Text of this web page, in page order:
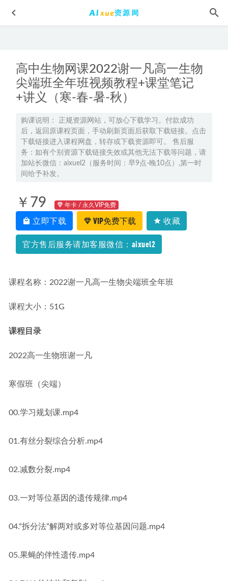
高中生物网课2022谢一凡高一生物
尖端班全年班视频教程+课堂笔记
+讲义（寒-春-暑-秋）
购课说明： 正规资源网站，可放心下载学习。付款成功
后，返回原课程页面，手动刷新页面后获取下载链接。点击
下载链接进入课程网盘，转存或下载资源即可。 售后服
务：如有个别资源下载链接失效或其他无法下载等问题，请
加站长微信：aixuel2（服务时间：早9点-晚10点）,第一时
间给予补发。
￥79 年卡 / 永久VIP免费
立即下载 VIP免费下载 收藏
官方售后服务请加客服微信：aixuel2
课程名称：2022谢一凡高一生物尖端班全年班
课程大小：51G
课程目录
2022高一生物班谢一凡
寒假班（尖端）
00.学习规划课.mp4
01.有丝分裂综合分析.mp4
02.减数分裂.mp4
03.一对等位基因的遗传规律.mp4
04.“拆分法”解两对或多对等位基因问题.mp4
05.果蝇的伴性遗传.mp4
2024赵礼显高二数学下学期视频教程+讲义（寒春班）
07-04
高二数学提分利器：赵礼显网课深度解析 2025-03-05
奇速高中英语语法专讲课程，百度网盘资源打包下载 2021-
12-27
12-03
高中英语网课教程推荐2021乐学付煊屿英语全程班课程资源
下载 2022-09-22